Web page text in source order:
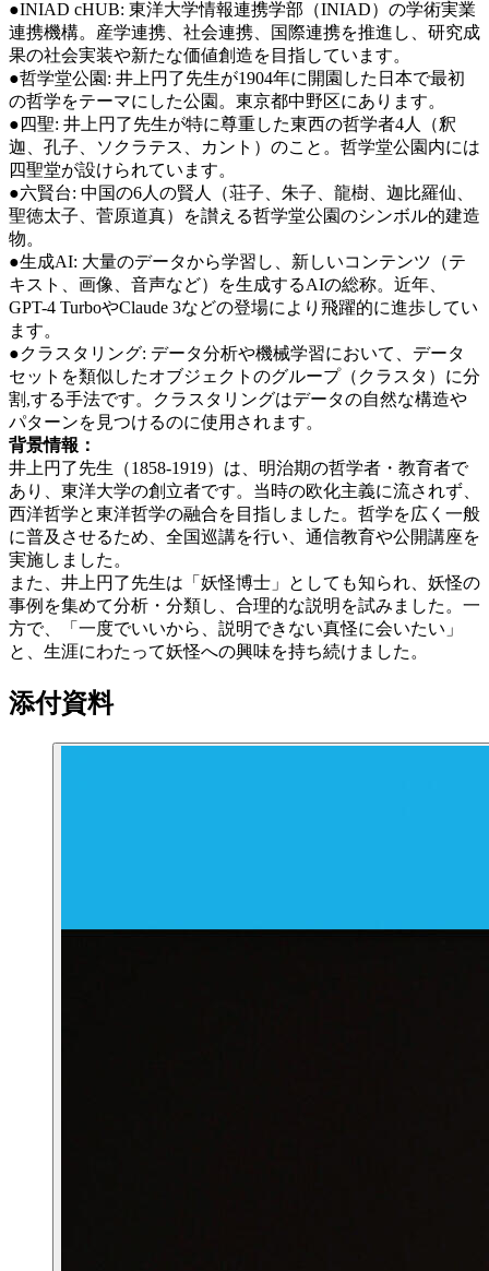
●INIAD cHUB: 東洋大学情報連携学部（INIAD）の学術実業
連携機構。産学連携、社会連携、国際連携を推進し、研究成
果の社会実装や新たな価値創造を目指しています。
●哲学堂公園: 井上円了先生が1904年に開園した日本で最初
の哲学をテーマにした公園。東京都中野区にあります。
●四聖: 井上円了先生が特に尊重した東西の哲学者4人（釈
迦、孔子、ソクラテス、カント ）のこと。哲学堂公園内には
四聖堂が設けられています。
●六賢台: 中国の6人の賢人（荘子、朱子、龍樹、迦比羅仙、
聖徳太子、菅原道真）を讃える哲学堂公園のシンボル的建造
物。
●生成AI: 大量のデータから学習し、新しいコンテンツ（テ
キスト、画像、音声など）を生成するAIの総称。近年、
GPT-4 TurboやClaude 3などの登場により飛躍的に進歩してい
ます。
●クラスタリング: データ分析や機械学習において、データ
セットを類似したオブジェクトのグループ（クラスタ）に分
割,する手法です。クラスタリングはデータの自然な構造や
パターンを見つけるのに使用されます。
背景情報：
井上円了先生（1858-1919）は、明治期の哲学者・教育者で
あり、東洋大学の創立者です。当時の欧化主義に流されず、
西洋哲学と東洋哲学の融合を目指しました。哲学を広く一般
に普及させるため、全国巡講を行い、通信教育や公開講座を
実施しました。
また、井上円了先生は「妖怪博士」としても知られ、妖怪の
事例を集めて分析・分類し、合理的な説明を試みました。一
方で、「一度でいいから、説明できない真怪に会いたい」
と、生涯にわたって妖怪への興味を持ち続けました。
添付資料